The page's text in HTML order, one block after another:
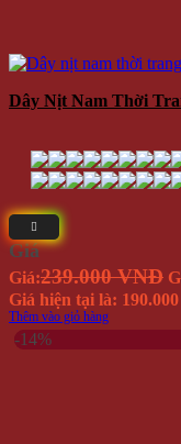
Dây Nịt Nam Thời
Giá
Giá:239.000 VNĐ
Giá hiện tại là:
Thêm vào giỏ hàng
-14%